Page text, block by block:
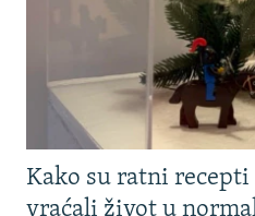
Kako su ratni
vraćali život u